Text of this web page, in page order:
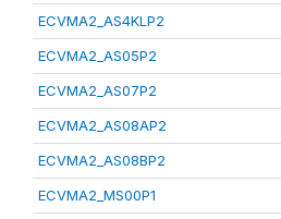
ECVMA2_AS4KLP2
ECVMA2_AS05P2
ECVMA2_AS07P2
ECVMA2_AS08AP2
ECVMA2_AS08BP2
ECVMA2_MS00P1